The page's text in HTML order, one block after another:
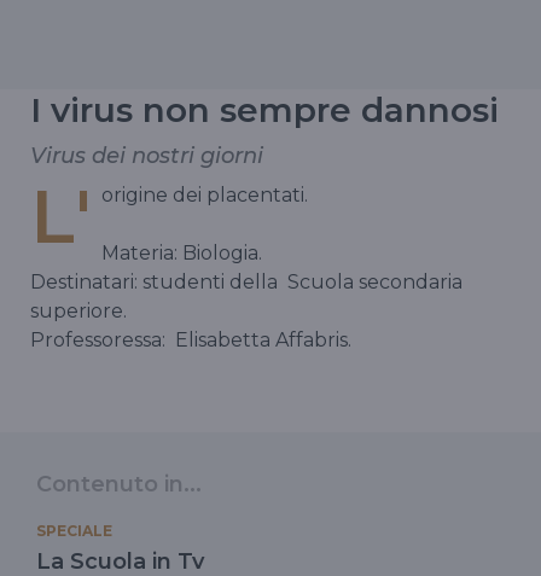
I virus non sempre dannosi
Virus dei nostri giorni
L' origine dei placentati.
Materia: Biologia.
Destinatari: studenti della Scuola secondaria
superiore.
Professoressa: Elisabetta Affabris.
Contenuto in...
SPECIALE
La Scuola in Tv